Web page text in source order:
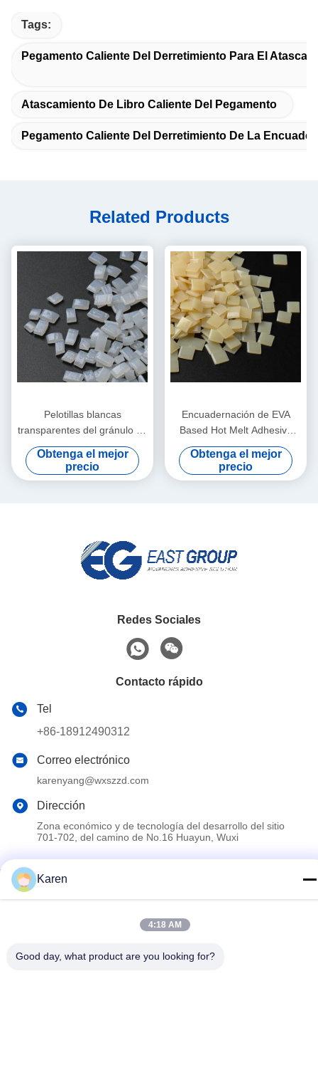
Tags:
Pegamento Caliente Del Derretimiento Para El
Atascamiento De Libro Caliente Del Pegamento
Pegamento Caliente Del Derretimiento De La
Related Products
Pelotillas blancas
transparentes del gránulo de
EVA Bookbinding Hot Melt
Adhesive
Obtenga el mejor
precio
Encuadernación de EVA
Based Hot Melt Adhesive
EVA Hot Melt Glue For del
gránulo
Obtenga el mejor
precio
Redes Sociales
Contacto rápido
Tel
+86-18912490312
Correo electrónico
karenyang@wxszzd.com
Dirección
Zona económico y de tecnología del desarrollo del sitio
701-702, del camino de No.16 Huayun, Wuxi
de PUR Proveedor. Derecho de autor 2022-2026 Wuxi East
Karen
4:18 AM
Good day, what product are you looking for?